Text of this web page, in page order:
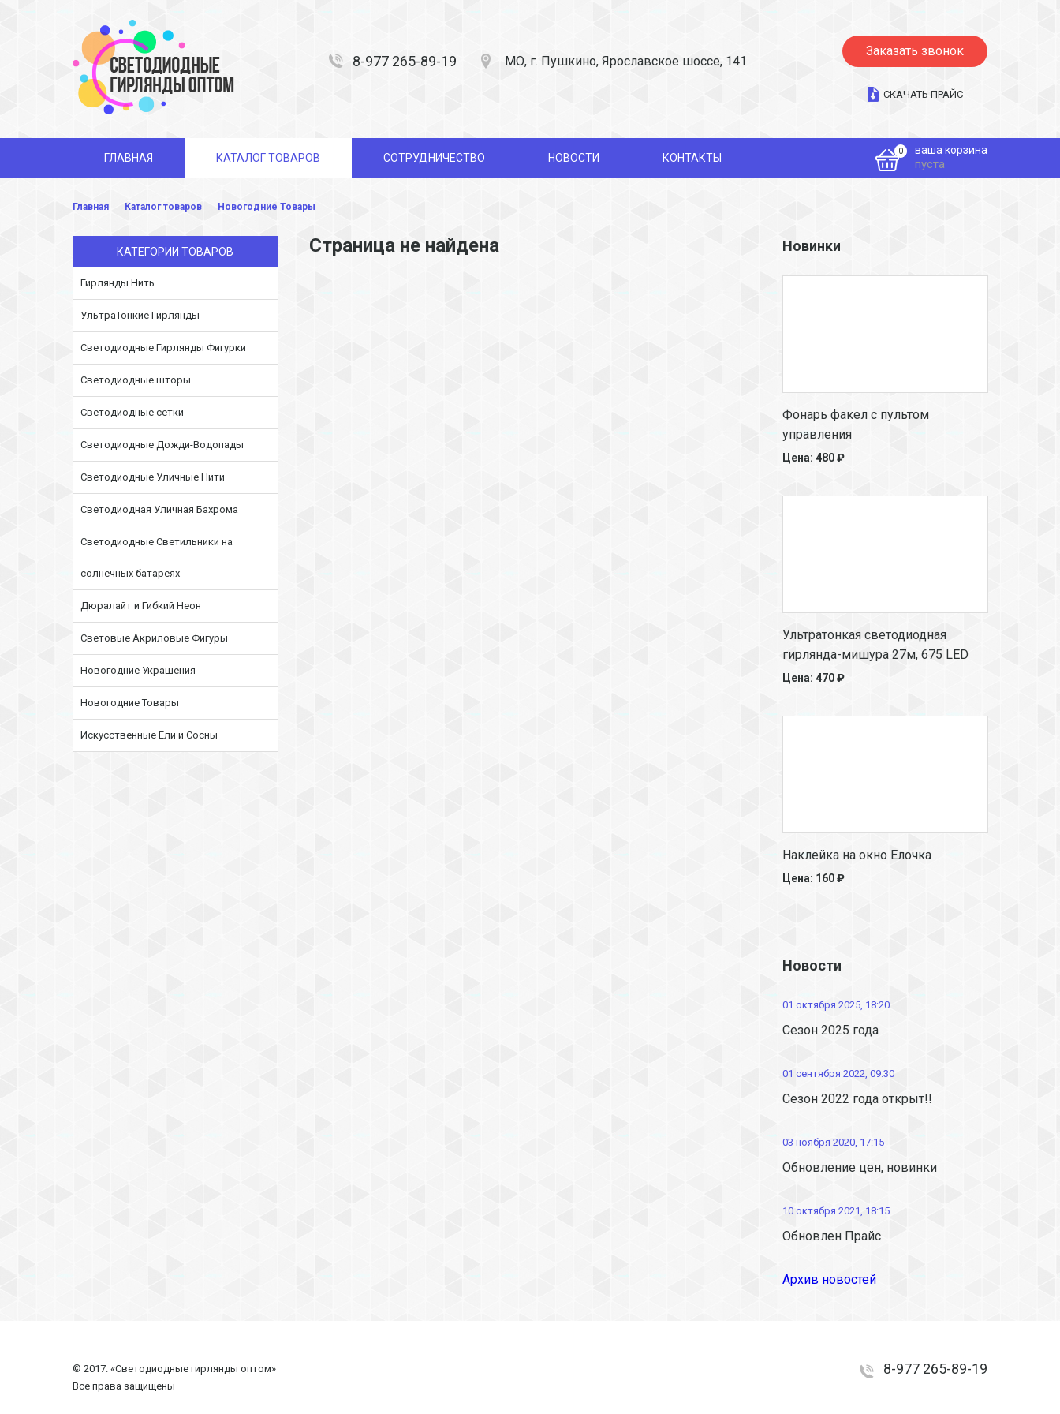
8-977 265-89-19 МО, г. Пушкино, Ярославское шоссе, 141
Заказать звонок
СКАЧАТЬ ПРАЙС
ГЛАВНАЯ КАТАЛОГ ТОВАРОВ СОТРУДНИЧЕСТВО НОВОСТИ КОНТАКТЫ
0 ваша корзина
пуста
Главная Каталог товаров Новогодние Товары
КАТЕГОРИИ ТОВАРОВ
Гирлянды Нить
УльтраТонкие Гирлянды
Светодиодные Гирлянды Фигурки
Светодиодные шторы
Светодиодные сетки
Светодиодные Дожди-Водопады
Светодиодные Уличные Нити
Светодиодная Уличная Бахрома
Светодиодные Светильники на
солнечных батареях
Дюралайт и Гибкий Неон
Световые Акриловые Фигуры
Новогодние Украшения
Новогодние Товары
Искусственные Ели и Сосны
Страница не найдена Новинки
Фонарь факел с пультом
управления
Цена: 480 ₽
Ультратонкая светодиодная
гирлянда-мишура 27м, 675 LED
Цена: 470 ₽
Наклейка на окно Елочка
Цена: 160 ₽
Новости
01 октября 2025, 18:20
Сезон 2025 года
01 сентября 2022, 09:30
Сезон 2022 года открыт!!
03 ноября 2020, 17:15
Обновление цен, новинки
10 октября 2021, 18:15
Обновлен Прайс
Архив новостей
© 2017. «Светодиодные гирлянды оптом»
Все права защищены
8-977 265-89-19